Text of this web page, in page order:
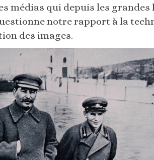
médias qui depuis les grandes
notre rapport à la
des images.